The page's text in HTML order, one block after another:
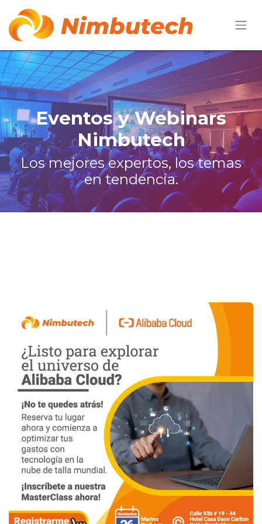
Eventos y Webinars
Nimbutech
Los mejores expertos, los temas
en tendencia.